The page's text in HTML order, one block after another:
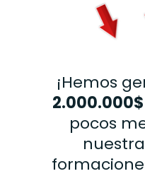
¡Hemos
pocos